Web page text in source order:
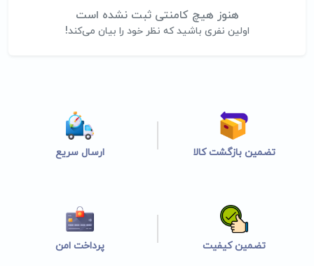
هنوز هیچ کامنتی ثبت نشده است
اولین نفری باشید که نظر خود را بیان می‌کند!
تضمین بازگشت کالا ارسال سریع
تضمین کیفیت پرداخت امن